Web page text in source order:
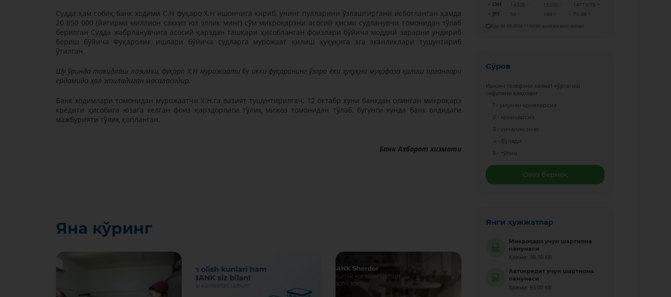
Судда ҳам собиқ банк ходими С.Н фуқаро Х.Н ишончига кириб, унинг пулларини ўзлаштиргани исботланган ҳамда
20 850 000 (йигирма миллион саккиз юз эллик минг) сўм микроқарзни асосий қисми судланувчи томонидан тўлаб
берилган Судда жабрланувчига асосий қарздан ташқари ҳисобланган фоизлари бўйича моддий зарарни ундириб
бериш бўйича Фуқаролик ишлари бўйича судларга мурожаат қилиш ҳуқуқига эга эканликлари тушунтириб
ўтилган.
Шу ўринда такидлаш лозимки, фуқаро Х.Н мурожаати бу икки фуқаронинг ўзаро ёки ҳуқуқни муҳофаза қилиш органлари
ёрдамида ҳал этиладиган масаласидир.
Банк ходимлари томонидан мурожаатчи Х.Н.га вазият тушунтирилгач, 12 октабр куни банкдан олинган микроқарз
кредити ҳисобига юзага келган фоиз қарздорлиги тўлиқ мижоз томонидан тўлаб, бугунги кунда банк олдидаги
мажбурияти тўлиқ қопланган.
Банк Ахборот хизмати
Яна кўринг
CHF
14200 15200
14719.75
JPY
50 100 75.48
Курс 06.08.2026 11:00:00 ҳолатига амал қилади
Сўров
Ишонч телефони хизмат кўрсатиш
сифатини баҳоланг
1 - умуман қониқарсиз
2 - қониқарсиз
3 - унчалик эмас
4 - бўлади
5 - тўлиқ
Овоз бермоқ
Янги ҳужжатлар
Микроқарз учун шартнома
намунаси
Ҳажми: 98.50 KB
Автокредит учун шартнома
намунаси
Ҳажми: 93.00 KB